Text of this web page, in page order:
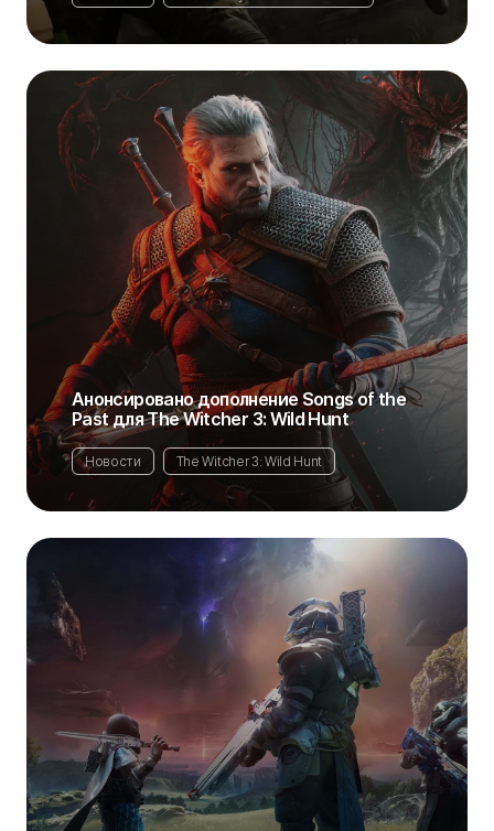
Анонсировано дополнение Songs of the
Past для The Witcher 3: Wild Hunt
Новости The Witcher 3: Wild Hunt